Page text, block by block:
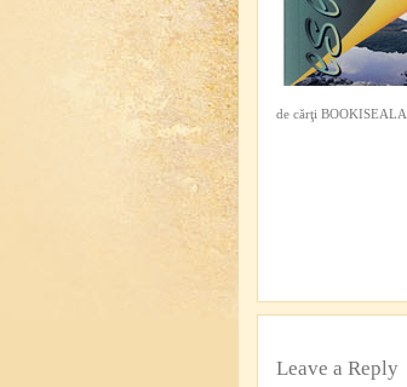
de cărţi BOOKISEALA.
Leave a Reply